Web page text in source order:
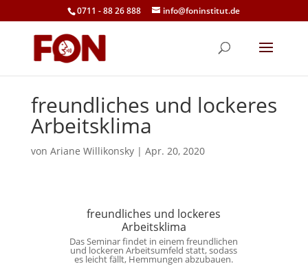
0711 - 88 26 888 info@foninstitut.de
freundliches und lockeres
Arbeitsklima
von Ariane Willikonsky| Apr. 20, 2020
freundliches und lockeres
Arbeitsklima
Das Seminar findet in einem freundlichen
und lockeren Arbeitsumfeld statt, sodass
es leicht fällt, Hemmungen abzubauen.